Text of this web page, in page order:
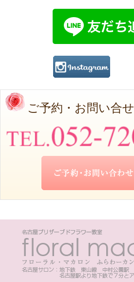
ご予約・お問い合せ